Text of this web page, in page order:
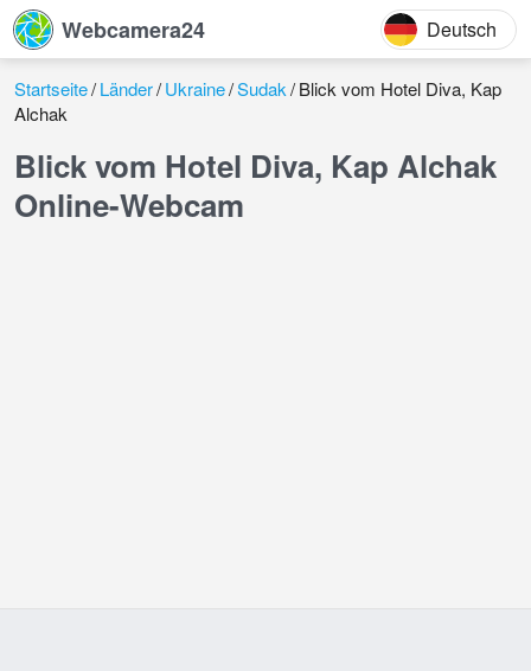
Webcamera24 Deutsch
Startseite Länder Ukraine Sudak Blick vom Hotel Diva, Kap
Alchak
Blick vom Hotel Diva, Kap Alchak
Online-Webcam